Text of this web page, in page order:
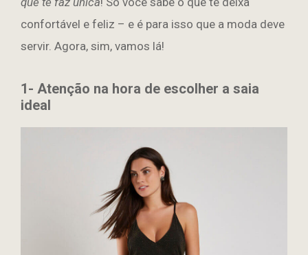
confortável e feliz – e é para isso que a moda deve
servir. Agora, sim, vamos lá!
1- Atenção na hora de escolher a saia
ideal